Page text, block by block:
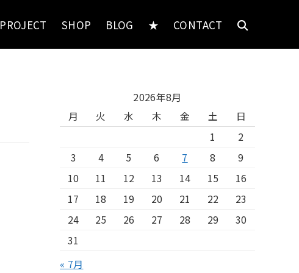
PROJECT SHOP BLOG ★ CONTACT
2026年8月
月
火 水 木 金 土
日
1
2
3
4 5 6 7 8
9
10
11 12 13 14 15
16
17
18 19 20 21 22
23
24
25 26 27 28 29
30
31
« 7月